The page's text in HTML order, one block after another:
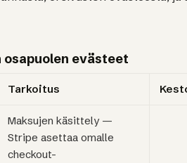
osapuolen evästeet
Tarkoitus
Maksujen käsittely —
Stripe asettaa omalle
checkout-